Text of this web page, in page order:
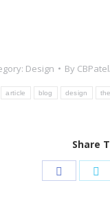
Design By
article blog design
Share